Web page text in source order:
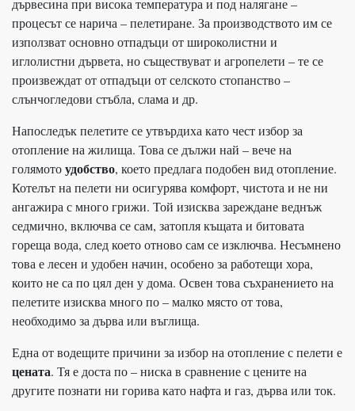
дървесина при висока температура и под налягане –
процесът се нарича – пелетиране. За производството им се
използват основно отпадъци от широколистни и
иглолистни дървета, но съществуват и агропелети – те се
произвеждат от отпадъци от селското стопанство –
слънчогледови стъбла, слама и др.
Напоследък пелетите се утвърдиха като чест избор за
отопление на жилища. Това се дължи най – вече на
голямотоудобство, което предлага подобен вид отопление.
Котелът на пелети ни осигурява комфорт, чистота и не ни
ангажира с много грижи. Той изисква зареждане веднъж
седмично, включва се сам, затопля къщата и битовата
гореща вода, след което отново сам се изключва. Несъмнено
това е лесен и удобен начин, особено за работещи хора,
които не са по цял ден у дома. Освен това съхранението на
пелетите изисква много по – малко място от това,
необходимо за дърва или въглища.
Една от водещите причини за избор на отопление с пелети е
цената. Тя е доста по – ниска в сравнение с цените на
другите познати ни горива като нафта и газ, дърва или ток.